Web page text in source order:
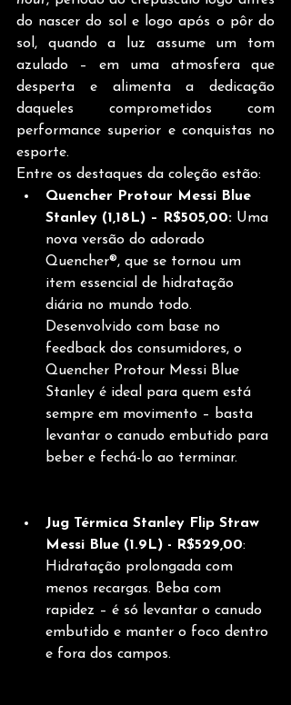
do nascer do sol e logo após o pôr do
sol, quando a luz assume um tom
azulado – em uma atmosfera que
desperta e alimenta a dedicação
daqueles comprometidos com
performance superior e conquistas no
esporte.
Entre os destaques da coleção estão:
Quencher Protour Messi Blue
Stanley (1,18L) – R$505,00: Uma
nova versão do adorado
Quencher®, que se tornou um
item essencial de hidratação
diária no mundo todo.
Desenvolvido com base no
feedback dos consumidores, o
Quencher Protour Messi Blue
Stanley é ideal para quem está
sempre em movimento – basta
levantar o canudo embutido para
beber e fechá-lo ao terminar.
Jug Térmica Stanley Flip Straw
Messi Blue (1.9L) - R$529,00:
Hidratação prolongada com
menos recargas. Beba com
rapidez – é só levantar o canudo
embutido e manter o foco dentro
e fora dos campos.